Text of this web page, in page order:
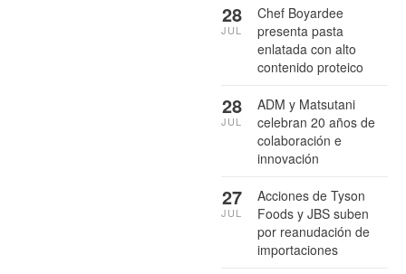
Chef Boyardee
presenta pasta
enlatada con alto
contenido proteico
28
JUL
ADM y Matsutani
celebran 20 años de
colaboración e
innovación
28
JUL
Acciones de Tyson
Foods y JBS suben
por reanudación de
importaciones
27
JUL